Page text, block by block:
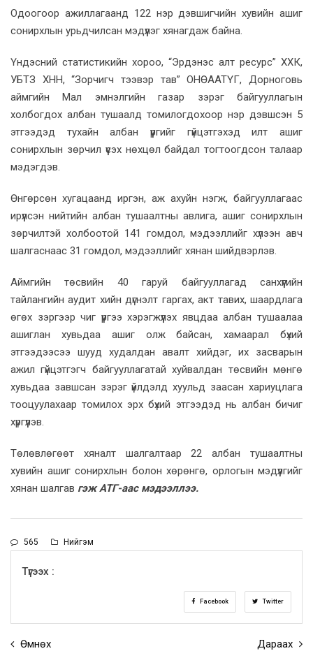
Одоогоор ажиллагаанд 122 нэр дэвшигчийн хувийн ашиг
сонирхлын урьдчилсан мэдүүлэг хянагдаж байна.
Үндэсний статистикийн хороо, “Эрдэнэс алт ресурс” ХХК,
УБТЗ ХНН, “Зорчигч тээвэр тав” ОНӨААТҮГ, Дорноговь
аймгийн Мал эмнэлгийн газар зэрэг байгууллагын
холбогдох албан тушаалд томилогдохоор нэр дэвшсэн 5
этгээдэд тухайн албан үүргийг гүйцэтгэхэд илт ашиг
сонирхлын зөрчил үүсэх нөхцөл байдал тогтоогдсон талаар
мэдэгдэв.
Өнгөрсөн хугацаанд иргэн, аж ахуйн нэгж, байгууллагаас
ирүүлсэн нийтийн албан тушаалтны авлига, ашиг сонирхлын
зөрчилтэй холбоотой 141 гомдол, мэдээллийг хүлээн авч
шалгаснаас 31 гомдол, мэдээллийг хянан шийдвэрлэв.
Аймгийн төсвийн 40 гаруй байгууллагад санхүүгийн
тайлангийн аудит хийн дүгнэлт гаргах, акт тавих, шаардлага
өгөх зэргээр чиг үүргээ хэрэгжүүлэх явцдаа албан тушаалаа
ашиглан хувьдаа ашиг олж байсан, хамаарал бүхий
этгээдээсээ шууд худалдан авалт хийдэг, их засварын
ажил гүйцэтгэгч байгууллагатай хуйвалдан төсвийн мөнгө
хувьдаа завшсан зэрэг үйлдэлд хуульд заасан хариуцлага
тооцуулахаар томилох эрх бүхий этгээдэд нь албан бичиг
хүргүүлэв.
Төлөвлөгөөт хяналт шалгалтаар 22 албан тушаалтны
хувийн ашиг сонирхлын болон хөрөнгө, орлогын мэдүүлгийг
хянан шалгав гэж АТГ-аас мэдээллээ.
565 Нийгэм
Түгээх :
Facebook Twitter
Өмнөх Дараах